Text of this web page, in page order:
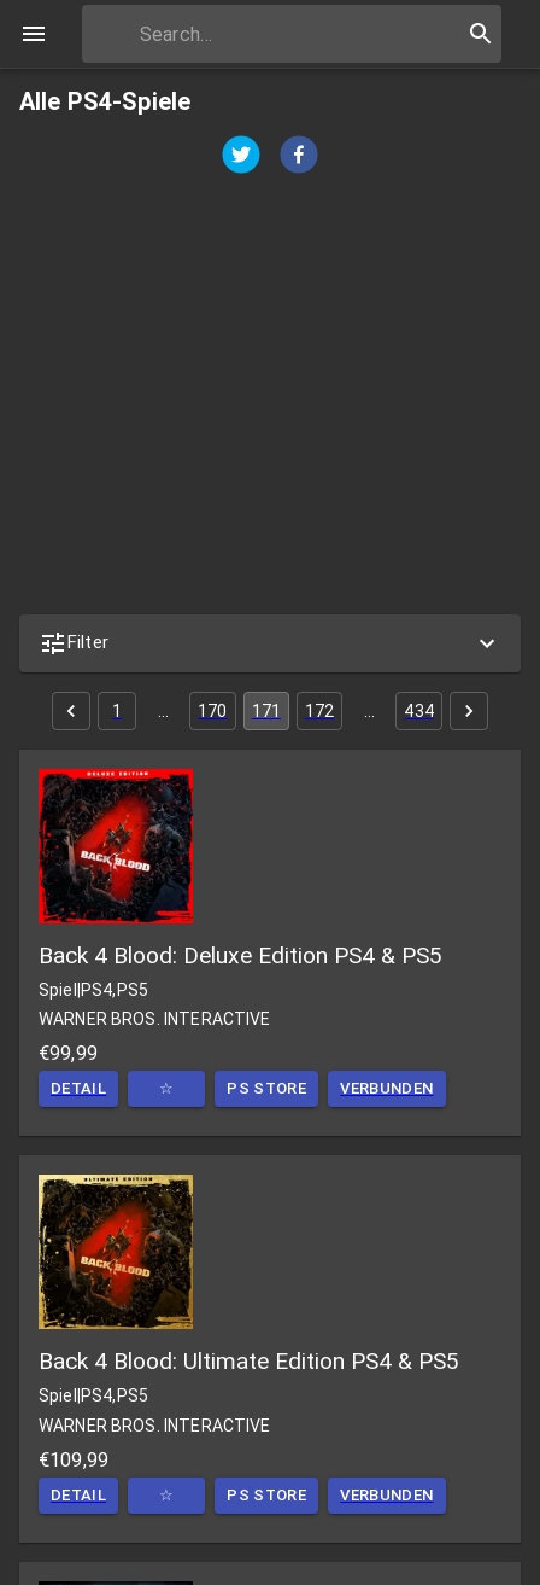
Alle PS4-Spiele
Filter
1 170 171 172 434
Back 4 Blood: Deluxe Edition PS4 & PS5
Spiel|PS4,PS5
WARNER BROS. INTERACTIVE
€99,99
DETAIL ☆ PS STORE VERBUNDEN
Back 4 Blood: Ultimate Edition PS4 & PS5
Spiel
PS4,PS5
WARNER BROS. INTERACTIVE
€109,99
DETAIL ☆ PS STORE VERBUNDEN